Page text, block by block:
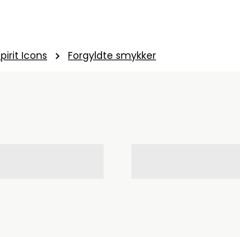
Icons Forgyldte smykker